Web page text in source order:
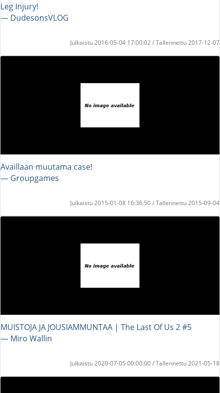
Leg Injury!
― DudesonsVLOG
Julkaistu 2016-05-04 17:00:02 / Tallennettu 2017-12-07
Availlaan muutama case!
― Groupgames
Julkaistu 2015-01-08 16:36:50 / Tallennettu 2015-09-04
MUISTOJA JA JOUSIAMMUNTAA | The Last Of Us 2 #5
― Miro Wallin
Julkaistu 2020-07-05 00:00:00 / Tallennettu 2021-05-18